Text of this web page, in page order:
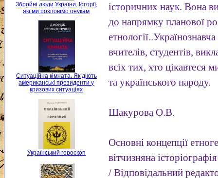
Збройні люди України. Історії,
які ми розповімо онукам
Ситуаційна кімната. Як діють
американські президенти у
кризових ситуаціях
Український гороскоп
історичних наук. Вона
до напрямку планової
вчителів, студентів,
всіх тих, хто цікавтеся
та українського народу.
Шакурова O.B.
Основні концепції
вітчизняна
/ Відповідальний